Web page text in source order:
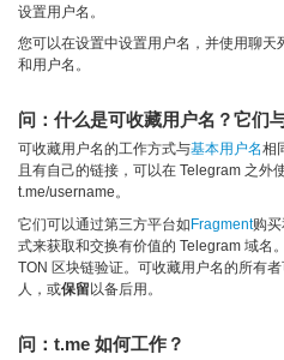
设置用户名。
您可以在设置中设置用户名，并使用聊
和用户名。
问：什么是可收藏用户名？它们
可收藏用户名的工作方式与基本用户名相
且有自己的链接，可以在 Telegram 之外
t.me/username。
它们可以通过第三方平台如Fragment购
式来获取和交换有价值的 Telegram 域名
TON 区块链验证。可收藏用户名的所有
人，或保留以备后用。
问：t.me 如何工作？